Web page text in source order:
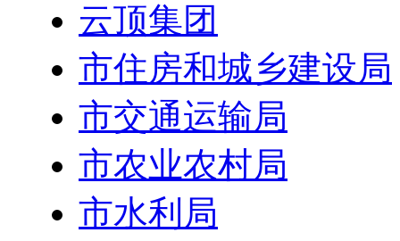
云顶集团
市住房和城乡建设局
市交通运输局
市农业农村局
市水利局